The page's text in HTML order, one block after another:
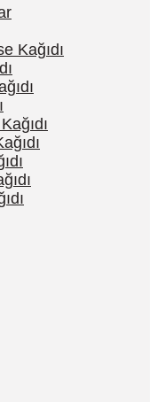
Kağıdı